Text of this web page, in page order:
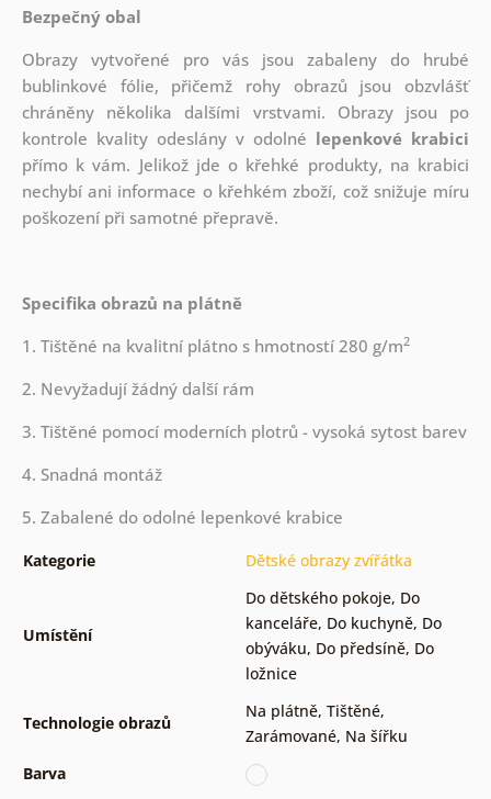
Bezpečný obal
Obrazy vytvořené pro vás jsou zabaleny do hrubé
bublinkové fólie, přičemž rohy obrazů jsou obzvlášť
chráněny několika dalšími vrstvami. Obrazy jsou po
kontrole kvality odeslány v odolné lepenkové krabici
přímo k vám. Jelikož jde o křehké produkty, na krabici
nechybí ani informace o křehkém zboží, což snižuje míru
poškození při samotné přepravě.
Specifika obrazů na plátně
1. Tištěné na kvalitní plátno s hmotností 280 g/m2
2. Nevyžadují žádný další rám
3. Tištěné pomocí moderních plotrů - vysoká sytost barev
4. Snadná montáž
5. Zabalené do odolné lepenkové krabice
Kategorie Dětské obrazy zvířátka
Umístění
Do dětského pokoje, Do
kanceláře, Do kuchyně, Do
obýváku, Do předsíně, Do
ložnice
Technologie obrazů
Na plátně, Tištěné,
Zarámované, Na šířku
Barva